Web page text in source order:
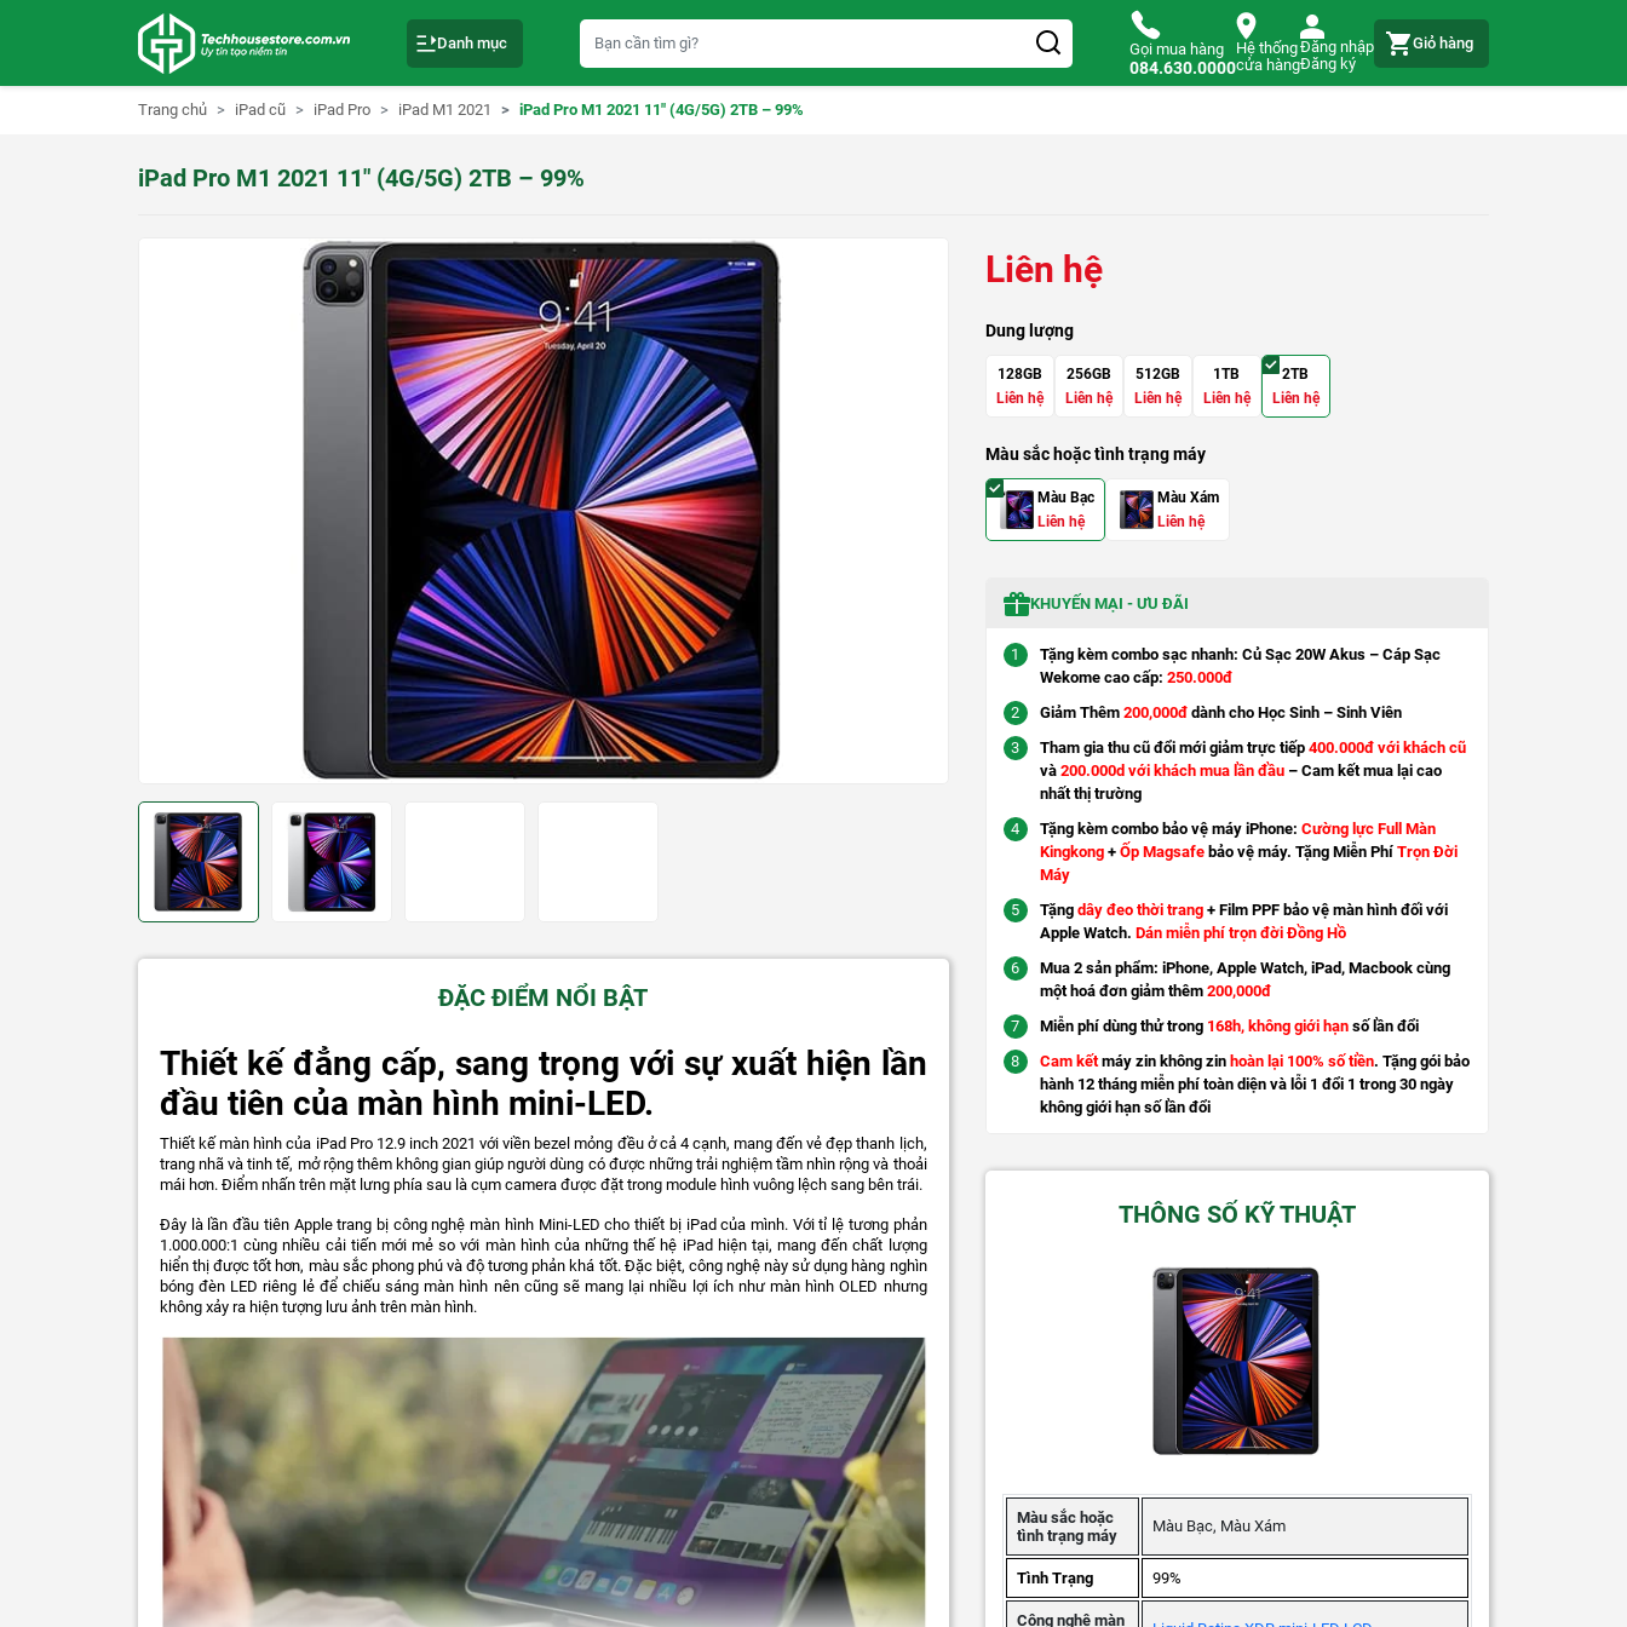
t
Danh mục Gọi mua hàng
084.630.0000
Hệ thống
cửa hàng
Đăng nhập
Đăng ký
Giỏ hàng
Trang chủ iPad cũ iPad Pro iPad M1 2021 iPad Pro M1 2021 11″ (4G/5G) 2TB – 99%
iPad Pro M1 2021 11″ (4G/5G) 2TB – 99%
ĐẶC ĐIỂM NỔI BẬT
Thiết kế đẳng cấp, sang trọng với sự xuất hiện lần
đầu tiên của màn hình mini-LED.
Thiết kế màn hình của iPad Pro 12.9 inch 2021 với viền bezel mỏng đều ở cả 4 cạnh, mang đến vẻ đẹp thanh lịch,
trang nhã và tinh tế, mở rộng thêm không gian giúp người dùng có được những trải nghiệm tầm nhìn rộng và thoải
mái hơn. Điểm nhấn trên mặt lưng phía sau là cụm camera được đặt trong module hình vuông lệch sang bên trái.
Đây là lần đầu tiên Apple trang bị công nghệ màn hình Mini-LED cho thiết bị iPad của mình. Với tỉ lệ tương phản
1.000.000:1 cùng nhiều cải tiến mới mẻ so với màn hình của những thế hệ iPad hiện tại, mang đến chất lượng
hiển thị được tốt hơn, màu sắc phong phú và độ tương phản khá tốt. Đặc biệt, công nghệ này sử dụng hàng nghìn
bóng đèn LED riêng lẻ để chiếu sáng màn hình nên cũng sẽ mang lại nhiều lợi ích như màn hình OLED nhưng
không xảy ra hiện tượng lưu ảnh trên màn hình.
Liên hệ
Dung lượng
128GB
Liên hệ
256GB
Liên hệ
512GB
Liên hệ
1TB
Liên hệ
2TB
Liên hệ
Màu sắc hoặc tình trạng máy
Màu Bạc
Liên hệ
Màu Xám
Liên hệ
KHUYẾN MẠI - ƯU ĐÃI
Tặng kèm combo sạc nhanh: Củ Sạc 20W Akus – Cáp Sạc
Wekome cao cấp: 250.000đ
Giảm Thêm 200,000đdành cho Học Sinh – Sinh Viên
Tham gia thu cũ đổi mới giảm trực tiếp 400.000đ với khách cũ
và200.000d với khách mua lần đầu– Cam kết mua lại cao
nhất thị trường
Tặng kèm combo bảo vệ máy iPhone: Cường lực Full Màn
Kingkong+ Ốp Magsafebảo vệ máy. Tặng Miễn Phí Trọn Đời
Máy
Tặng dây đeo thời trang+ Film PPF bảo vệ màn hình đối với
Apple Watch. Dán miễn phí trọn đời Đồng Hồ
Mua 2 sản phẩm: iPhone, Apple Watch, iPad, Macbook cùng
một hoá đơn giảm thêm 200,000đ
Miễn phí dùng thử trong 168h, không giới hạnsố lần đổi
Cam kếtmáy zin không zin hoàn lại 100% số tiền. Tặng gói bảo
hành 12 tháng miễn phí toàn diện và lỗi 1 đổi 1 trong 30 ngày
không giới hạn số lần đổi
THÔNG SỐ KỸ THUẬT
Màu sắc hoặc
tình trạng máy
Màu Bạc, Màu Xám
Tình Trạng 99%
Công nghệ màn